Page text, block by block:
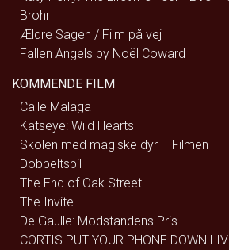
Brohr
Ældre Sagen / Film på vej
Fallen Angels by Noël Coward
KOMMENDE FILM
Calle Malaga
Katseye: Wild Hearts
Skolen med magiske dyr – Filmen
Dobbeltspil
The End of Oak Street
The Invite
De Gaulle: Modstandens Pris
CORTIS PUT YOUR PHONE DOWN